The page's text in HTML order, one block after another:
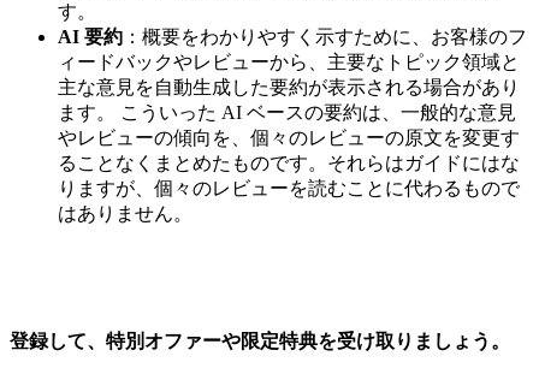
す。
AI 要約 ：概要をわかりやすく示すために、お客様のフ
ィードバックやレビューから、主要なトピック領域と
主な意見を自動生成した要約が表示される場合があり
ます。 こういった AI ベースの要約は、一般的な意見
やレビューの傾向を、個々のレビューの原文を変更す
ることなくまとめたものです。それらはガイドにはな
りますが、個々のレビューを読むことに代わるもので
はありません。
登録して、特別オファーや限定特典を受け取りましょう。